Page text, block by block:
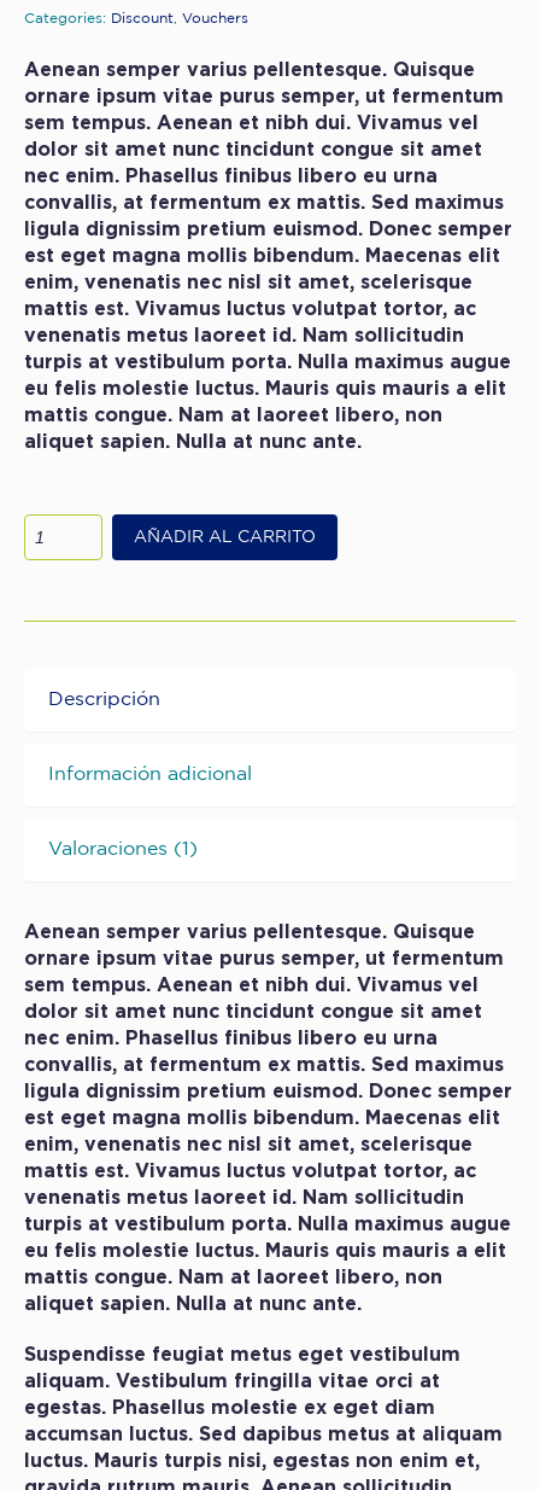
Categories: Discount Vouchers
Aenean semper varius pellentesque. Quisque
ornare ipsum vitae purus semper, ut fermentum
sem tempus. Aenean et nibh dui. Vivamus vel
dolor sit amet nunc tincidunt congue sit amet
nec enim. Phasellus finibus libero eu urna
convallis, at fermentum ex mattis. Sed maximus
ligula dignissim pretium euismod. Donec semper
est eget magna mollis bibendum. Maecenas elit
enim, venenatis nec nisl sit amet, scelerisque
mattis est. Vivamus luctus volutpat tortor, ac
venenatis metus laoreet id. Nam sollicitudin
turpis at vestibulum porta. Nulla maximus augue
eu felis molestie luctus. Mauris quis mauris a elit
mattis congue. Nam at laoreet libero, non
aliquet sapien. Nulla at nunc ante.
AÑADIR AL CARRITO
Descripción
Información adicional
Valoraciones (1)
Aenean semper varius pellentesque. Quisque
ornare ipsum vitae purus semper, ut fermentum
sem tempus. Aenean et nibh dui. Vivamus vel
dolor sit amet nunc tincidunt congue sit amet
nec enim. Phasellus finibus libero eu urna
convallis, at fermentum ex mattis. Sed maximus
ligula dignissim pretium euismod. Donec semper
est eget magna mollis bibendum. Maecenas elit
enim, venenatis nec nisl sit amet, scelerisque
mattis est. Vivamus luctus volutpat tortor, ac
venenatis metus laoreet id. Nam sollicitudin
turpis at vestibulum porta. Nulla maximus augue
eu felis molestie luctus. Mauris quis mauris a elit
mattis congue. Nam at laoreet libero, non
aliquet sapien. Nulla at nunc ante.
Suspendisse feugiat metus eget vestibulum
aliquam. Vestibulum fringilla vitae orci at
egestas. Phasellus molestie ex eget diam
accumsan luctus. Sed dapibus metus at aliquam
luctus. Mauris turpis nisi, egestas non enim et,